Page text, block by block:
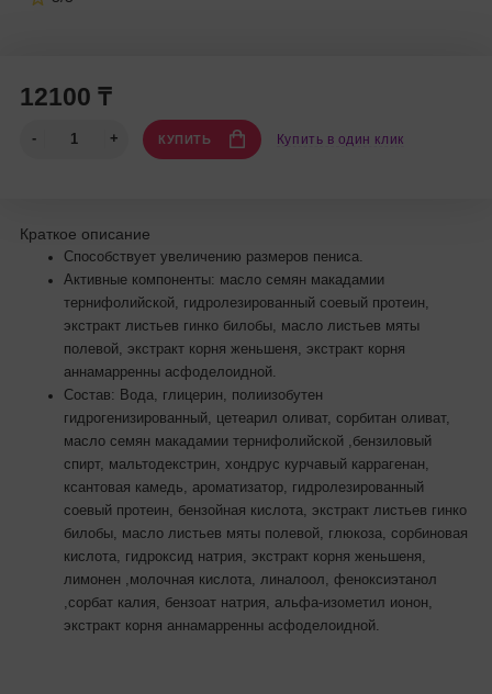
12100 ₸
КУПИТЬ Купить в один клик
Краткое описание
Способствует увеличению размеров пениса.
Активные компоненты: масло семян макадамии
тернифолийской, гидролезированный соевый протеин,
экстракт листьев гинко билобы, масло листьев мяты
полевой, экстракт корня женьшеня, экстракт корня
аннамарренны асфоделоидной.
Состав: Вода, глицерин, полиизобутен
гидрогенизированный, цетеарил оливат, сорбитан оливат,
масло семян макадамии тернифолийской ,бензиловый
спирт, мальтодекстрин, хондрус курчавый каррагенан,
ксантовая камедь, ароматизатор, гидролезированный
соевый протеин, бензойная кислота, экстракт листьев гинко
билобы, масло листьев мяты полевой, глюкоза, сорбиновая
кислота, гидроксид натрия, экстракт корня женьшеня,
лимонен ,молочная кислота, линалоол, феноксиэтанол
,сорбат калия, бензоат натрия, альфа-изометил ионон,
экстракт корня аннамарренны асфоделоидной.